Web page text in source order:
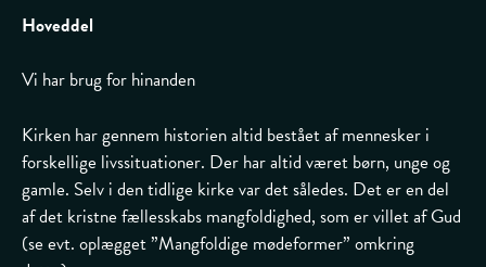
Hoveddel
Vi har brug for hinanden
Kirken har gennem historien altid bestået af mennesker i
forskellige livssituationer. Der har altid været børn, unge og
gamle. Selv i den tidlige kirke var det således. Det er en del
af det kristne fællesskabs mangfoldighed, som er villet af Gud
(se evt. oplægget ”Mangfoldige mødeformer” omkring